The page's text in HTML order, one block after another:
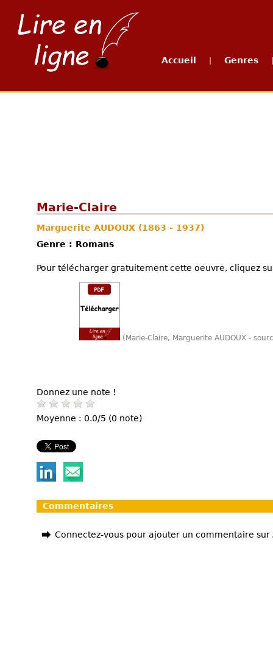
Accueil Genres
Marie-Claire
Marguerite AUDOUX (1863 - 1937)
Genre : Romans
Pour télécharger gratuitement cette oeuvre, cliquez
(Marie-Claire, Marguerite AUDOUX -
Donnez une note !
Moyenne : 0.0/5 (0 note)
Commentaires
Connectez-vous pour ajouter un commentaire sur